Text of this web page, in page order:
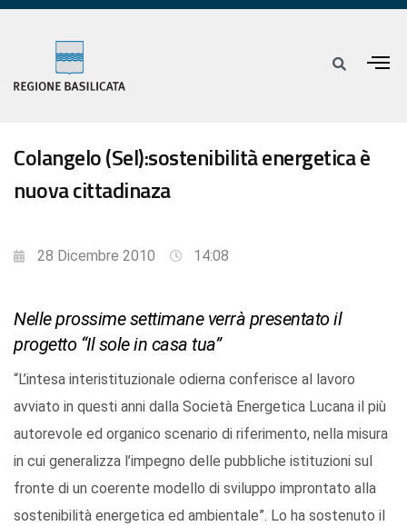
Colangelo (Sel):sostenibilità energetica è
nuova cittadinaza
28 Dicembre 2010 14:08
Nelle prossime settimane verrà presentato il
progetto “Il sole in casa tua”
“L’intesa interistituzionale odierna conferisce al lavoro
avviato in questi anni dalla Società Energetica Lucana il più
autorevole ed organico scenario di riferimento, nella misura
in cui generalizza l’impegno delle pubbliche istituzioni sul
fronte di un coerente modello di sviluppo improntato alla
sostenibilità energetica ed ambientale”. Lo ha sostenuto il